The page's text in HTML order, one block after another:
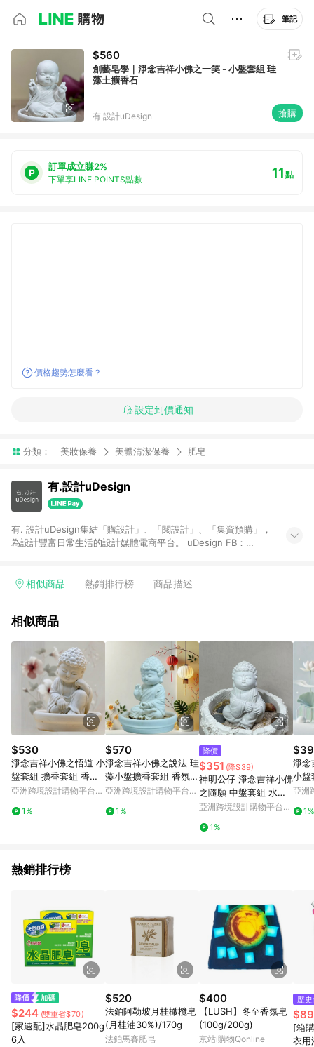
筆記
$560
創藝皂學｜淨念吉祥小佛之一笑 - 小盤套組 珪
藻土擴香石
有.設計uDesign 搶購
訂單成立賺2%
下單享LINE POINTS點數 11點
價格趨勢怎麼看？
設定到價通知
分類： 美妝保養 美體清潔保養 肥皂
有.設計uDesign
有. 設計uDesign集結「購設計」、「閱設計」、「集資預購」，
為設計豐富日常生活的設計媒體電商平台。 uDesign FB：
並在同一瀏覽器於24小時內結帳，才具點數回饋資格。 2. 使用以
透過 LINE 購物連結到[有. 設計]以外之網站購買之商品不具贈點
規格、顏色、價位、贈品如與 [有. 設計]商品資訊頁及購物車不
符，以 [有. 設計]購物商品資訊頁及購物車標示為準。 7. 點數紅
包使用規則請以點數紅包活動說明為準。
相似商品 熱銷排行榜 商品描述
相似商品
$530
淨念吉祥小佛之悟道 小
盤套組 擴香套組 香氛
軟裝擺件
亞洲跨境設計購物平台
1%
$570
淨念吉祥小佛之說法 珪
藻小盤擴香套組 香氛套
組 居家香氛
亞洲跨境設計購物平台
1%
降價
$351 (降$39)
神明公仔 淨念吉祥小佛
之隨願 中盤套組 水泥
佛 宗教
亞洲跨境設計購物平台
1%
淨念
小盤套組
意
亞洲
1%
熱銷排行榜
$244 (雙重省$70)
[家速配]水晶肥皂200g
6入
$520
法鉑阿勒坡月桂橄欖皂
(月桂油30%)/170g
法鉑馬賽肥皂
$400
【LUSH】冬至香氛皂
(100g/200g)
京站i購物Qonline
歷
[箱
衣用